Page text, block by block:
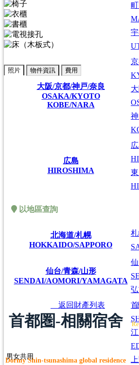
大阪/京都/神戸/奈良
OSAKA/KYOTO
KOBE/NARA
広島
HIROSHIMA
以地區查詢
北海道/札幌
HOKKAIDO/SAPPORO
仙台/青森/山形
SENDAI/AOMORI/YAMAGATA
照片 物件資訊 費用
返回財產列表
首都圏-相關宿舍
男女共用
Dormy Shin-tsunashima global residence